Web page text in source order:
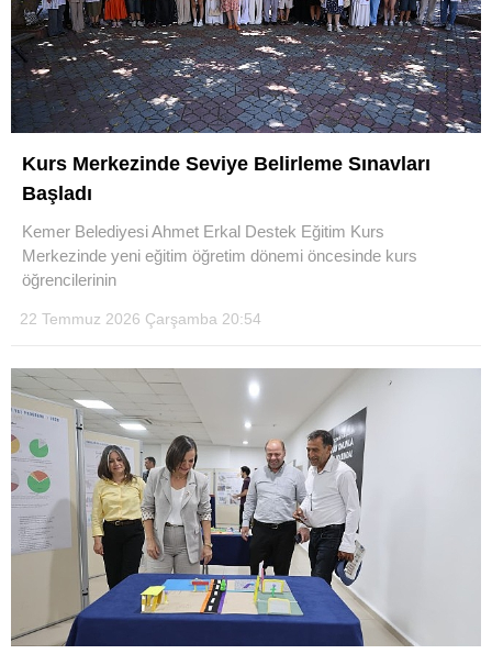
Kurs Merkezinde Seviye Belirleme Sınavları
Başladı
Kemer Belediyesi Ahmet Erkal Destek Eğitim Kurs
Merkezinde yeni eğitim öğretim dönemi öncesinde kurs
öğrencilerinin
22 Temmuz 2026 Çarşamba 20:54